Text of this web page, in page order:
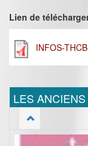
Lien de
INFOS-
LES